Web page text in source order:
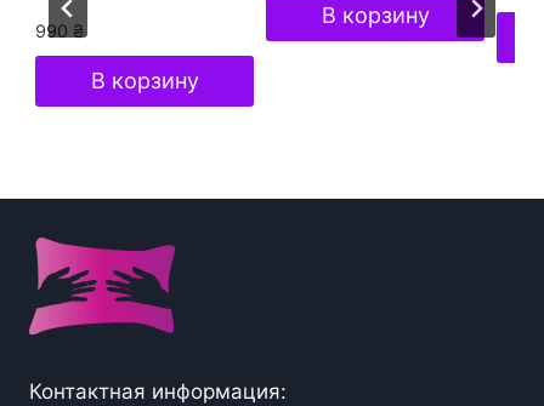
990 ₴
В корзину
В корзину
Контактная информация: